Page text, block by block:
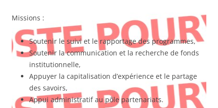
Missions :
Soutenir le suivi et le rapportage des programmes,
Soutenir la communication et la recherche de fonds
institutionnelle,
Appuyer la capitalisation d’expérience et le partage
des savoirs,
Appui administratif au pôle partenariats.